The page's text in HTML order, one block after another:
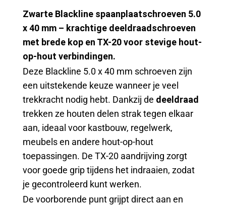
Zwarte Blackline spaanplaatschroeven 5.0
x 40 mm – krachtige deeldraadschroeven
met brede kop en TX-20 voor stevige hout-
op-hout verbindingen.
Deze Blackline 5.0 x 40 mm schroeven zijn
een uitstekende keuze wanneer je veel
trekkracht nodig hebt. Dankzij de deeldraad
trekken ze houten delen strak tegen elkaar
aan, ideaal voor kastbouw, regelwerk,
meubels en andere hout-op-hout
toepassingen. De TX-20 aandrijving zorgt
voor goede grip tijdens het indraaien, zodat
je gecontroleerd kunt werken.
De voorborende punt grijpt direct aan en